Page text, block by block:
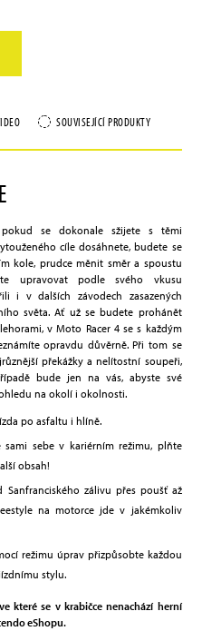
SOUVISEJÍCÍ PRODUKTY
se dokonale sžijete s těmi
cíle dosáhnete, budete se
kole, prudce měnit směr a spoustu
upravovat podle svého vkusu
i v dalších závodech zasazených
světa. Ať už se budete prohánět
v Moto Racer 4 se s každým
opravdu důvěrně. Při tom se
překážky a nelítostní soupeři,
bude jen na vás, abyste své
na okolí i okolnosti.
po asfaltu i hlíně.
sami sebe v kariérním režimu, plňte
obsah!
Sanfranciského zálivu přes poušť až
na motorce jde v jakémkoliv
režimu úprav přizpůsobte každou
stylu.
které se v krabičce nenachází herní
eShopu.